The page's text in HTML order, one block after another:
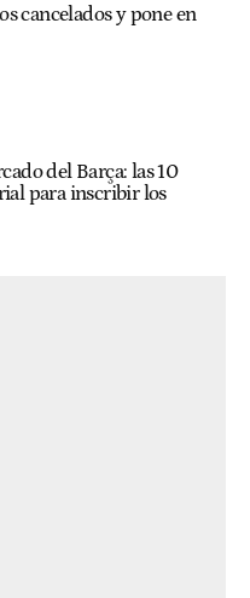
cancelados y pone en
del Barça: las 10
para inscribir los